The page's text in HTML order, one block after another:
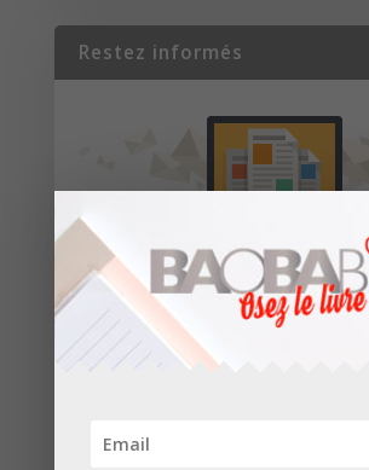
Restez informés
Inscrivez-vous pour recevoir les
nouvelles de nos parutions et de